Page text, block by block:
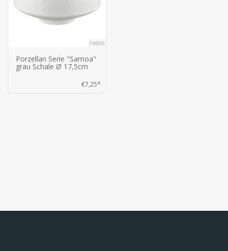
14696
Porzellan Serie "Samoa"
grau Schale Ø 17,5cm
€7,25*